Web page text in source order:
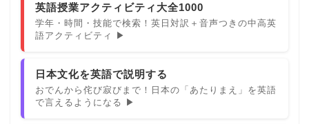
英語授業アクティビティ大全1000
学年・時間・技能で検索！英日対訳＋音声つきの中高英
語アクティビティ ▶
日本文化を英語で説明する
おでんから侘び寂びまで！日本の「あたりまえ」を英語
で言えるようになる ▶